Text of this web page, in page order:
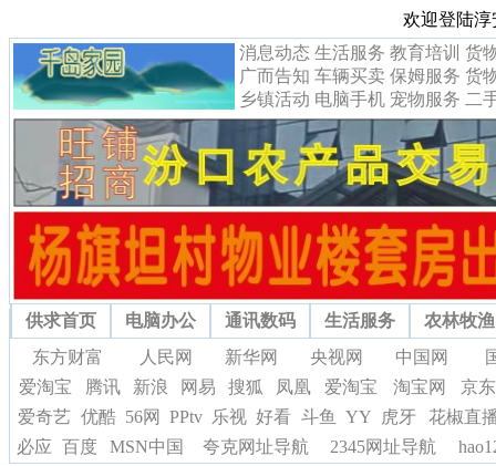
欢迎登陆
消息动态 生活服务 教育培训 货
广而告知 车辆买卖 保姆服务 货
乡镇活动 电脑手机 宠物服务 二
供求首页 电脑办公 通讯数码 生活服务
农林牧渔
东方财富
人民网 新华网 央视网 中国网
爱淘宝
腾讯 新浪 网易 搜狐 凤凰 爱淘宝 淘宝网
京东
爱奇艺 优酷 56网 PPtv 乐视 好看 斗鱼 YY 虎牙
花椒直
必应 百度 MSN中国 夸克网址导航 2345网址导航